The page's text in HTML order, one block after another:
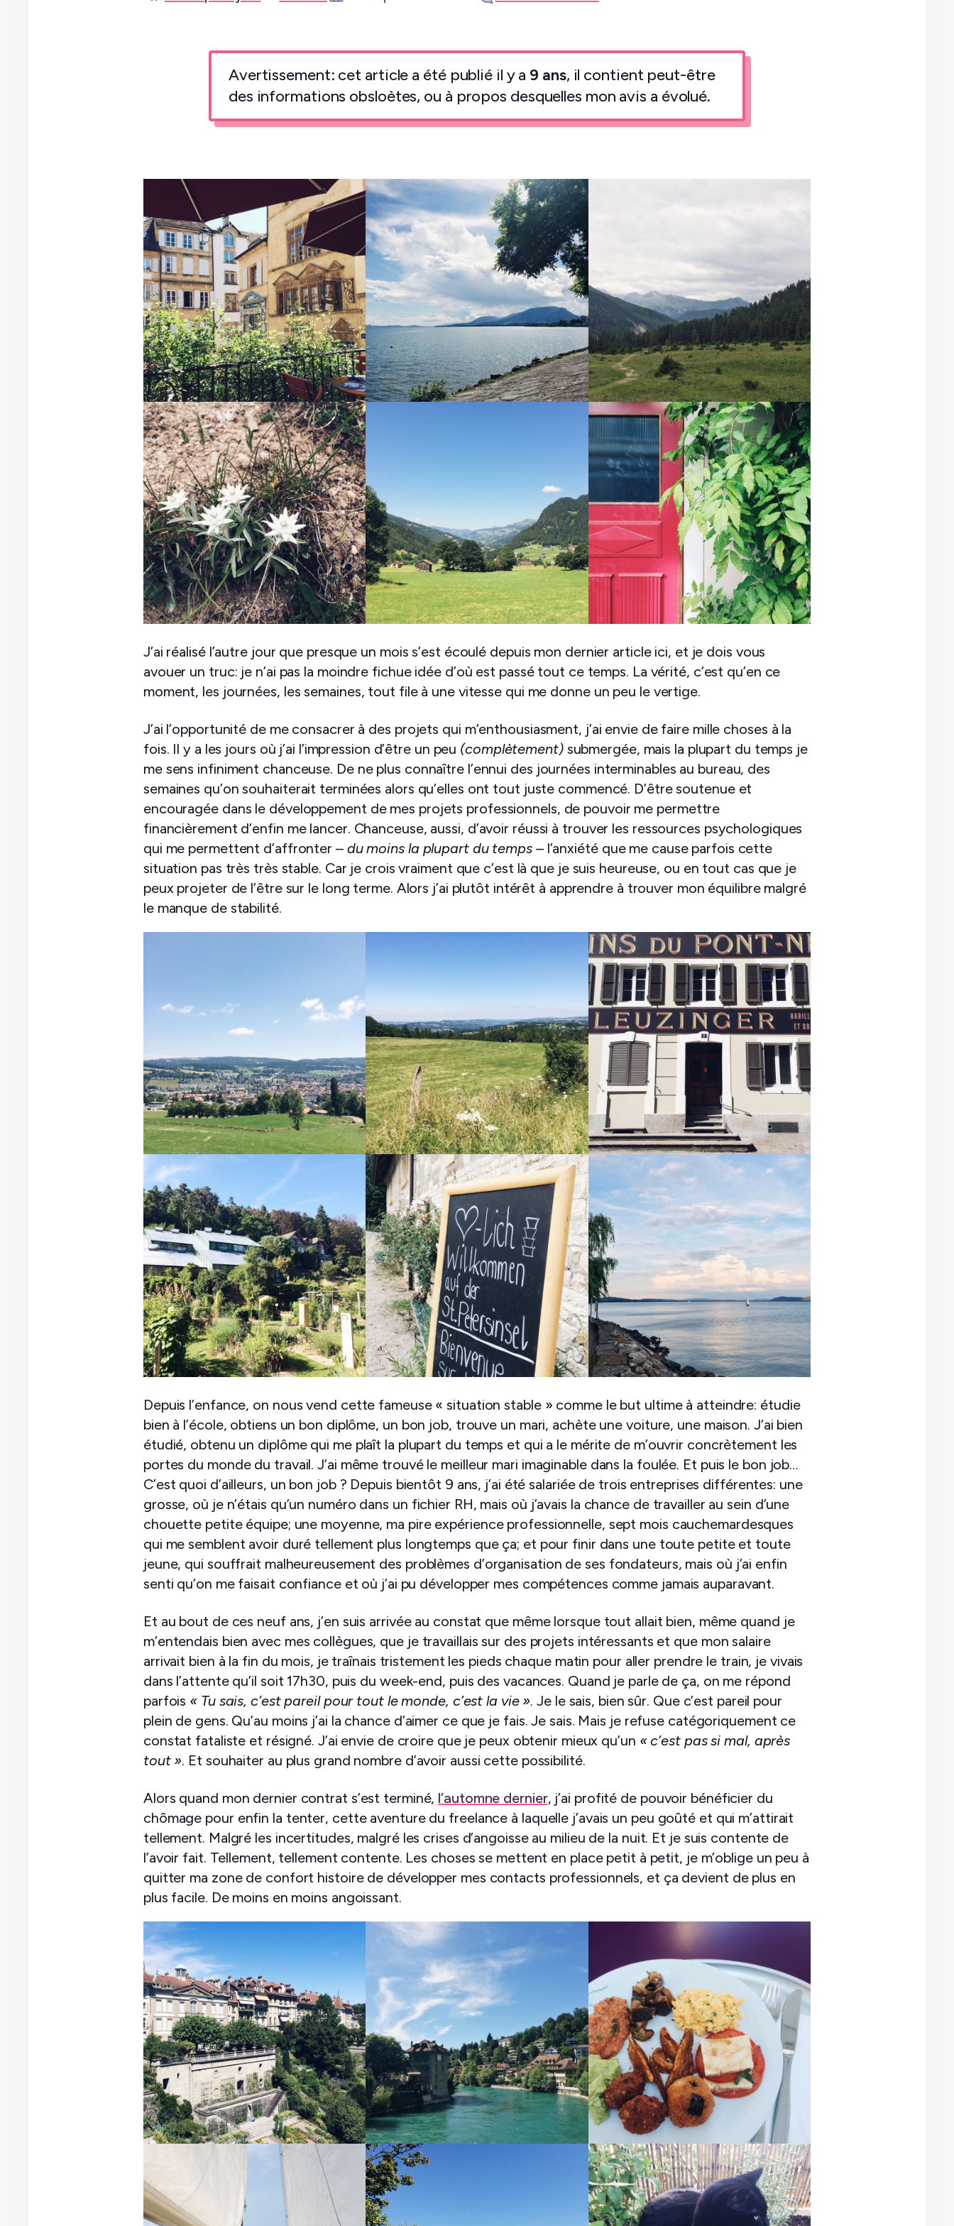
Avertissement: cet article a été publié il y a 9 ans, il contient peut-être
des informations obsloètes, ou à propos desquelles mon avis a évolué.
J’ai réalisé l’autre jour que presque un mois s’est écoulé depuis mon dernier article ici, et je dois vous
avouer un truc: je n’ai pas la moindre fichue idée d’où est passé tout ce temps. La vérité, c’est qu’en ce
moment, les journées, les semaines, tout file à une vitesse qui me donne un peu le vertige.
J’ai l’opportunité de me consacrer à des projets qui m’enthousiasment, j’ai envie de faire mille choses à la
fois. Il y a les jours où j’ai l’impression d’être un peu (complètement)submergée, mais la plupart du temps je
me sens infiniment chanceuse. De ne plus connaître l’ennui des journées interminables au bureau, des
semaines qu’on souhaiterait terminées alors qu’elles ont tout juste commencé. D’être soutenue et
encouragée dans le développement de mes projets professionnels, de pouvoir me permettre
financièrement d’enfin me lancer. Chanceuse, aussi, d’avoir réussi à trouver les ressources psychologiques
qui me permettent d’affronter – du moins la plupart du temps – l’anxiété que me cause parfois cette
situation pas très très stable. Car je crois vraiment que c’est là que je suis heureuse, ou en tout cas que je
peux projeter de l’être sur le long terme. Alors j’ai plutôt intérêt à apprendre à trouver mon équilibre malgré
le manque de stabilité.
Depuis l’enfance, on nous vend cette fameuse « situation stable » comme le but ultime à atteindre: étudie
bien à l’école, obtiens un bon diplôme, un bon job, trouve un mari, achète une voiture, une maison. J’ai bien
étudié, obtenu un diplôme qui me plaît la plupart du temps et qui a le mérite de m’ouvrir concrètement les
portes du monde du travail. J’ai même trouvé le meilleur mari imaginable dans la foulée. Et puis le bon job…
C’est quoi d’ailleurs, un bon job ? Depuis bientôt 9 ans, j’ai été salariée de trois entreprises différentes: une
grosse, où je n’étais qu’un numéro dans un fichier RH, mais où j’avais la chance de travailler au sein d’une
chouette petite équipe; une moyenne, ma pire expérience professionnelle, sept mois cauchemardesques
qui me semblent avoir duré tellement plus longtemps que ça; et pour finir dans une toute petite et toute
jeune, qui souffrait malheureusement des problèmes d’organisation de ses fondateurs, mais où j’ai enfin
senti qu’on me faisait confiance et où j’ai pu développer mes compétences comme jamais auparavant.
Et au bout de ces neuf ans, j’en suis arrivée au constat que même lorsque tout allait bien, même quand je
m’entendais bien avec mes collègues, que je travaillais sur des projets intéressants et que mon salaire
arrivait bien à la fin du mois, je traînais tristement les pieds chaque matin pour aller prendre le train, je vivais
dans l’attente qu’il soit 17h30, puis du week-end, puis des vacances. Quand je parle de ça, on me répond
parfois « Tu sais, c’est pareil pour tout le monde, c’est la vie ». Je le sais, bien sûr. Que c’est pareil pour
plein de gens. Qu’au moins j’ai la chance d’aimer ce que je fais. Je sais. Mais je refuse catégoriquement ce
constat fataliste et résigné. J’ai envie de croire que je peux obtenir mieux qu’un « c’est pas si mal, après
tout ». Et souhaiter au plus grand nombre d’avoir aussi cette possibilité.
Alors quand mon dernier contrat s’est terminé, l’automne dernier, j’ai profité de pouvoir bénéficier du
chômage pour enfin la tenter, cette aventure du freelance à laquelle j’avais un peu goûté et qui m’attirait
tellement. Malgré les incertitudes, malgré les crises d’angoisse au milieu de la nuit. Et je suis contente de
l’avoir fait. Tellement, tellement contente. Les choses se mettent en place petit à petit, je m’oblige un peu à
quitter ma zone de confort histoire de développer mes contacts professionnels, et ça devient de plus en
plus facile. De moins en moins angoissant.